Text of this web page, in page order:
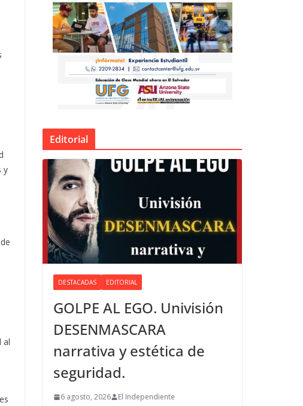
y
al
Editorial
DESTACADAS EDITORIAL
GOLPE AL EGO. Univisión
DESENMASCARA
narrativa y estética de
seguridad.
6 agosto, 2026 El Independiente